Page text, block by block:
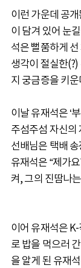
이런 가운데 공
이 담겨 있어 눈
석은 뻘쭘하게
생각이 절실한
지 궁금증을 키운
이날 유재석은 ‘
주섬주섬 자신의
선배님은 택배
유재석은 “제가
켜, 그의 진땀나
이어 유재석은
로 밥을 먹으러
을 알게 된 유재